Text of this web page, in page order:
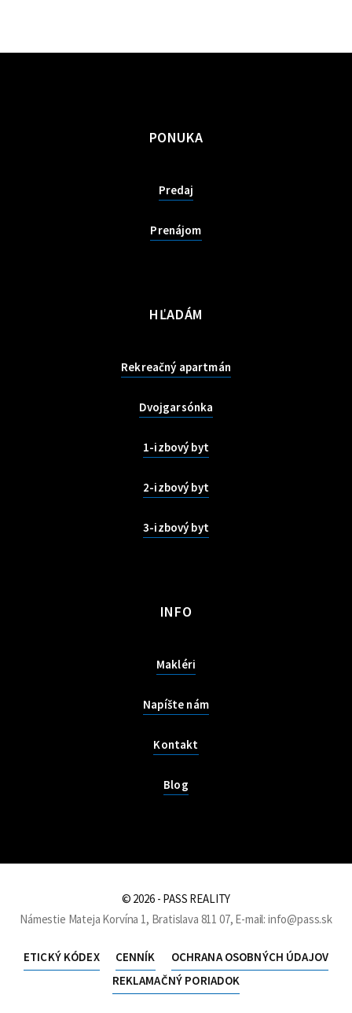
PONUKA
Predaj
Prenájom
HĽADÁM
Rekreačný apartmán
Dvojgarsónka
1-izbový byt
2-izbový byt
3-izbový byt
INFO
Makléri
Napíšte nám
Kontakt
Blog
© 2026 - PASS REALITY
Námestie Mateja Korvína 1, Bratislava 811 07, E-mail: info@pass.sk
ETICKÝ KÓDEX CENNÍK
OCHRANA OSOBNÝCH ÚDAJOV
REKLAMAČNÝ PORIADOK